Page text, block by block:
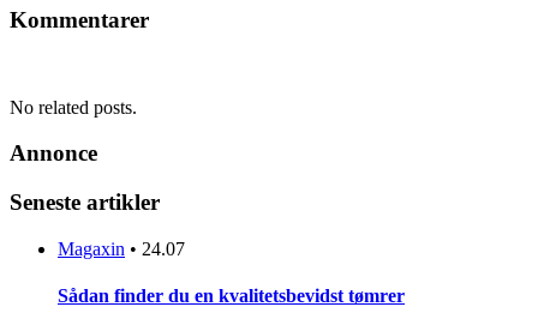
Kommentarer
No related posts.
Annonce
Seneste artikler
Magaxin • 24.07
Sådan finder du en kvalitetsbevidst tømrer